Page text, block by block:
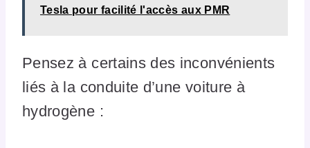
Tesla pour facilité l'accès aux PMR
Pensez à certains des inconvénients
liés à la conduite d’une voiture à
hydrogène :